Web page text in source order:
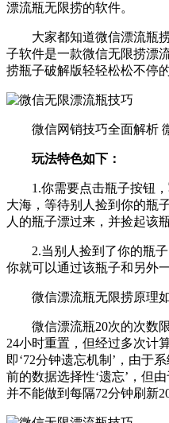
漂流瓶无限捞的软件。
大家都知道微信漂流瓶捞
子软件是一款微信无限捞漂
捞瓶子破解版轻轻松松不停
微信网销技巧全面解析
玩法特色如下：
1.你需要点击瓶子按钮，
大海，等待别人捡到你的瓶
人的瓶子漂过来，并捡起该瓶
2.当别人捡到了你的瓶子
你就可以通过该瓶子和另外
微信漂流瓶无限捞原理如
微信漂流瓶20次的次数限
24小时重置，但经过多次计
即‘72分钟遗忘机制’，由于
前的数据选择性‘遗忘’，但
并不能做到每隔72分钟刷新